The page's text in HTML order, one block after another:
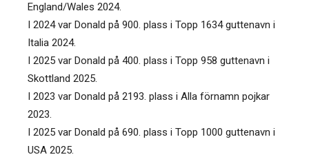
England/Wales 2024.
I 2024 var Donald på 900. plass i Topp 1634 guttenavn i
Italia 2024.
I 2025 var Donald på 400. plass i Topp 958 guttenavn i
Skottland 2025.
I 2023 var Donald på 2193. plass i Alla förnamn pojkar
2023.
I 2025 var Donald på 690. plass i Topp 1000 guttenavn i
USA 2025.